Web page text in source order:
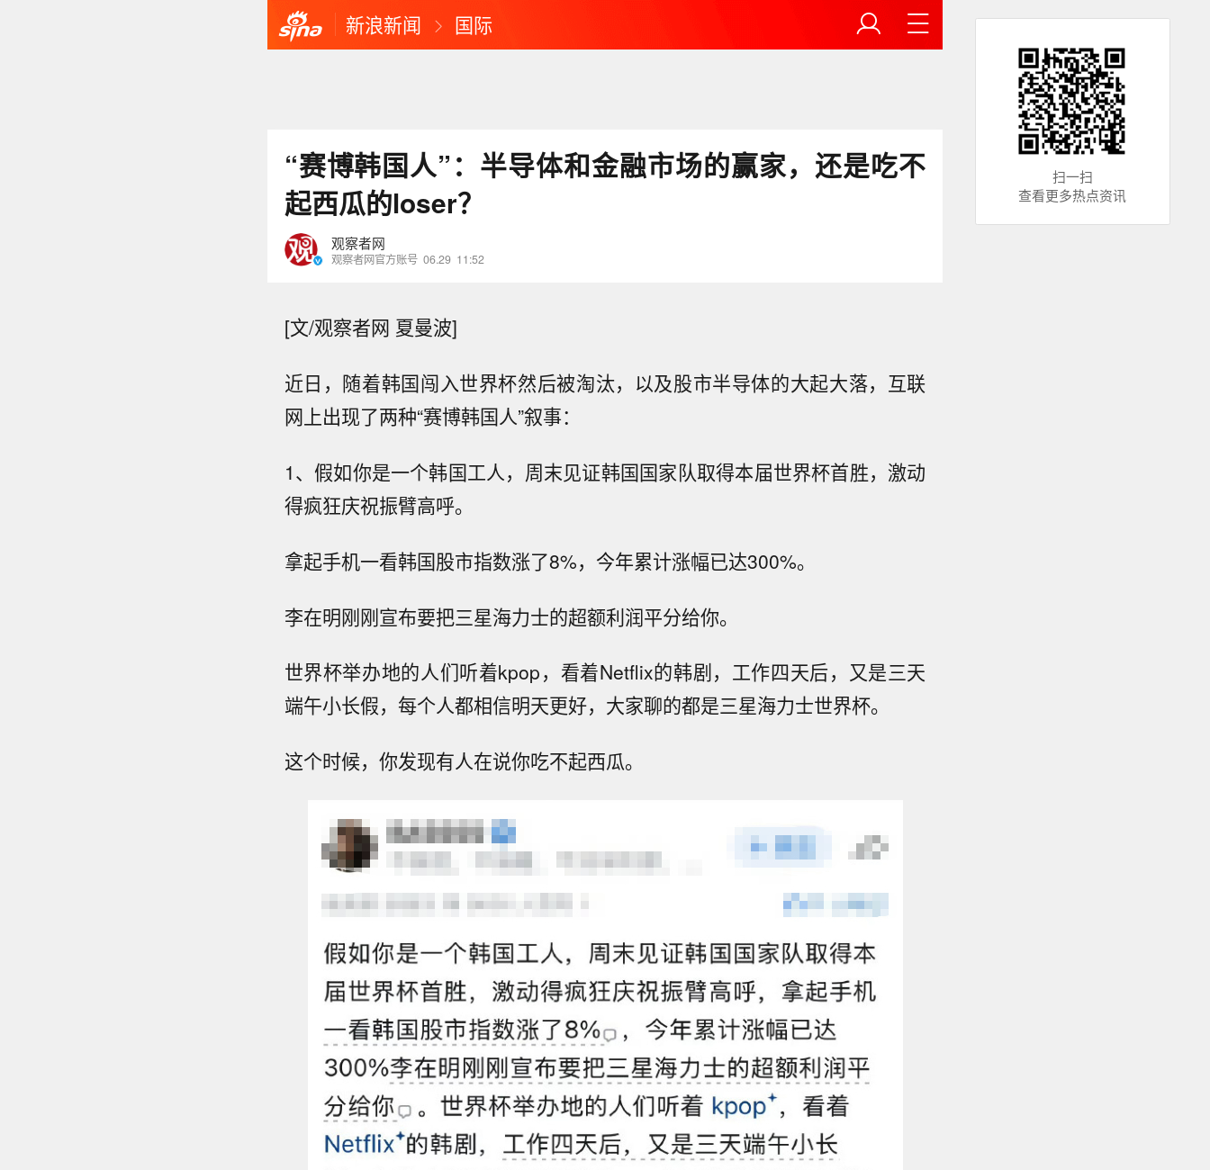
新浪新闻 国际
“赛博韩国人”：半导体和金融市场的赢家，还是吃不
起西瓜的loser？
观察者网
观察者网官方账号 06.29 11:52
[文/观察者网 夏曼波]
近日，随着韩国闯入世界杯然后被淘汰，以及股市半导体的大起大落，互联
网上出现了两种“赛博韩国人”叙事：
1、假如你是一个韩国工人，周末见证韩国国家队取得本届世界杯首胜，激动
得疯狂庆祝振臂高呼。
拿起手机一看韩国股市指数涨了8%，今年累计涨幅已达300%。
李在明刚刚宣布要把三星海力士的超额利润平分给你。
世界杯举办地的人们听着kpop，看着Netflix的韩剧，工作四天后，又是三天
端午小长假，每个人都相信明天更好，大家聊的都是三星海力士世界杯。
这个时候，你发现有人在说你吃不起西瓜。
扫一扫
查看更多热点资讯